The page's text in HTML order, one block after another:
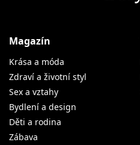
Magazín
Krása a móda
Zdraví a životní styl
Sex a vztahy
Bydlení a design
Děti a rodina
Zábava